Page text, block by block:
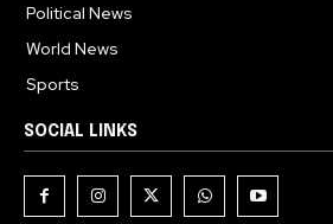
Political News
World News
Sports
SOCIAL LINKS